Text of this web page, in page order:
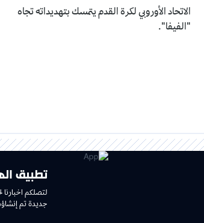
الاتحاد الأوروبي لكرة القدم يتمسك بتهديداته تجاه
"الفيفا".
تطبيق
لتصلكم
جديدة تم